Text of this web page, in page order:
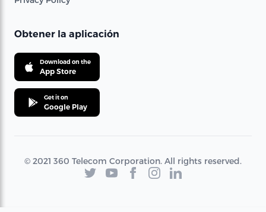
Obtener la aplicación
Download on the
App Store
Get it on
Google Play
© 2021 360 Telecom Corporation. All rights reserved.